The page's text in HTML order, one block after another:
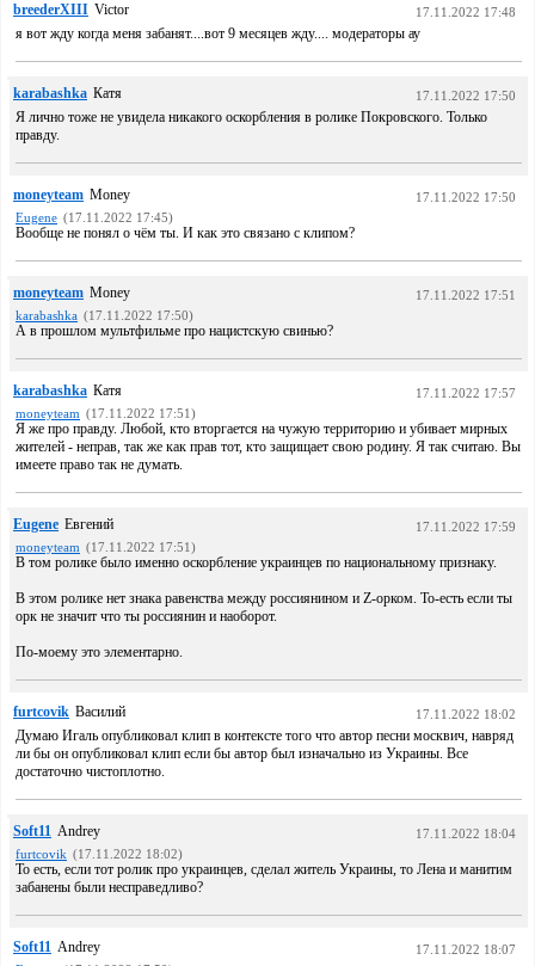
breederXIII Victor 17.11.2022 17:48
я вот жду когда меня забанят....вот 9 месяцев жду.... модераторы ау
karabashka Катя 17.11.2022 17:50
Я лично тоже не увидела никакого оскорбления в ролике Покровского. Только
правду.
moneyteam Money
17.11.2022 17:50
Eugene (17.11.2022 17:45)
Вообще не понял о чём ты. И как это связано с клипом?
moneyteam Money
17.11.2022 17:51
karabashka (17.11.2022 17:50)
А в прошлом мультфильме про нацистскую свинью?
karabashka Катя
17.11.2022 17:57
moneyteam (17.11.2022 17:51)
Я же про правду. Любой, кто вторгается на чужую территорию и убивает мирных
жителей - неправ, так же как прав тот, кто защищает свою родину. Я так считаю. Вы
имеете право так не думать.
Eugene Евгений
17.11.2022 17:59
moneyteam (17.11.2022 17:51)
В том ролике было именно оскорбление украинцев по национальному признаку.
В этом ролике нет знака равенства между россиянином и Z-орком. То-есть если ты
орк не значит что ты россиянин и наоборот.
По-моему это элементарно.
furtcovik Василий 17.11.2022 18:02
Думаю Игаль опубликовал клип в контексте того что автор песни москвич, навряд
ли бы он опубликовал клип если бы автор был изначально из Украины. Все
достаточно чистоплотно.
Soft11 Andrey
17.11.2022 18:04
furtcovik (17.11.2022 18:02)
То есть, если тот ролик про украинцев, сделал житель Украины, то Лена и манитим
забанены были несправедливо?
Soft11 Andrey
17.11.2022 18:07